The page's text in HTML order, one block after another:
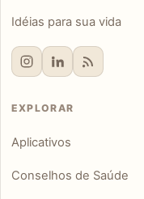
Idéias para sua vida
EXPLORAR
Aplicativos
Conselhos de Saúde